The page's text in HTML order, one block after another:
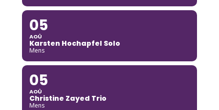
05
AOÛ
Karsten Hochapfel Solo
Mens
05
AOÛ
Christine Zayed Trio
Mens